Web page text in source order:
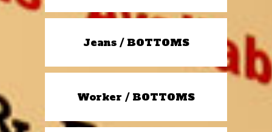
Jeans / BOTTOMS
Worker / BOTTOMS